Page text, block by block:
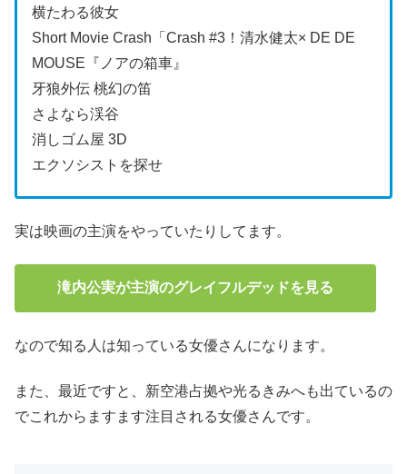
横たわる彼女
Short Movie Crash「Crash #3！清水健太× DE DE
MOUSE『ノアの箱車』
牙狼外伝 桃幻の笛
さよなら渓谷
消しゴム屋 3D
エクソシストを探せ
実は映画の主演をやっていたりしてます。
滝内公実が主演のグレイフルデッドを見る
なので知る人は知っている女優さんになります。
また、最近ですと、新空港占拠や光るきみへも出ているの
でこれからますます注目される女優さんです。